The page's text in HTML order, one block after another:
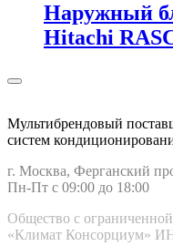
Наружный
Hitachi
Мультибрендовый
систем
г. Москва, Ферганский
Пн-Пт с 09:00 до 18:00
Общество с
«Климат Консорциум»